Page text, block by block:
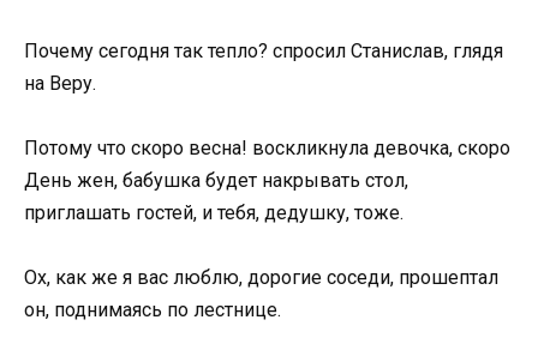
Почему сегодня так тепло? спросил Станислав, глядя
на Веру.
Потому что скоро весна! воскликнула девочка, скоро
День жен, бабушка будет накрывать стол,
приглашать гостей, и тебя, дедушку, тоже.
Ох, как же я вас люблю, дорогие соседи, прошептал
он, поднимаясь по лестнице.